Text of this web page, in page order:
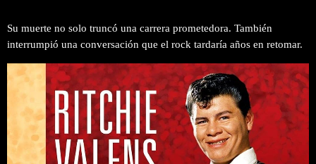
Su muerte no solo truncó una carrera prometedora. También
interrumpió una conversación que el rock tardaría años en retomar.